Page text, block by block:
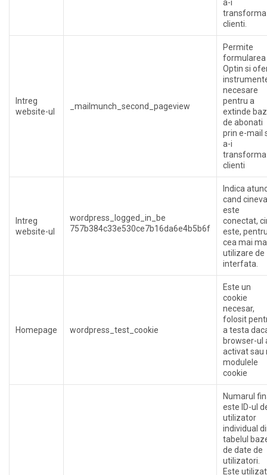
a-i
transforma
clienti.
Intreg
website-ul
_mailmunch_second_pageview
Permite
formularea
Optin si
necesare
pentru a
extinde
de abonati
prin e-mail
a-i
transforma
clienti
Intreg
website-ul
wordpress_logged_in_be
757b384c33e530ce7b16da6e4b5b6f
Indica
cand cineva
este
conectat,
este,
cea mai
utilizare de
interfata.
Homepage wordpress_test_cookie
Este un
cookie
necesar,
folosit
a testa
browser-ul
activat sau
modulele
cookie
Numarul
este ID-ul
utilizator
individual
tabelul
de date de
utilizatori.
Este utilizat